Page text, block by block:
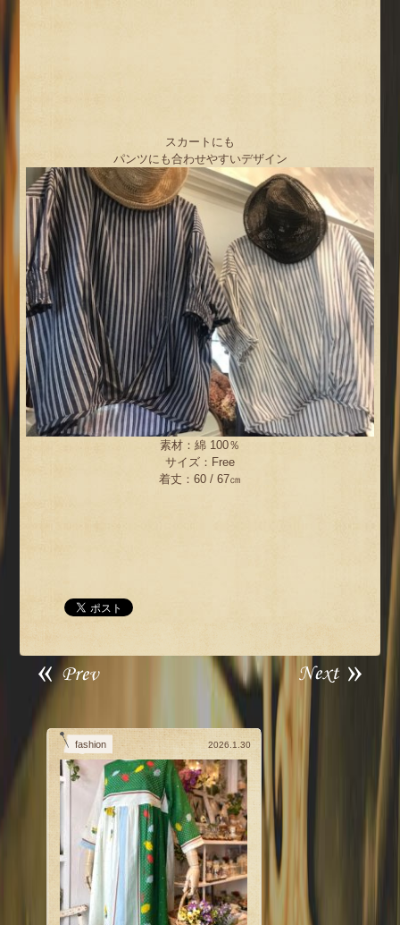
スカートにも
パンツにも合わせやすいデザイン
素材：綿 100％
サイズ：Free
着丈：60 / 67㎝
fashion 2026.1.30